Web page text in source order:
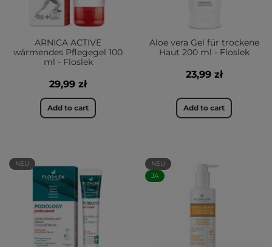
ARNICA ACTIVE
wärmendes Pflegegel 100
ml - Floslek
29,99 zł
Add to cart
Aloe vera Gel für trockene
Haut 200 ml - Floslek
23,99 zł
Add to cart
NEU
NEU
JA